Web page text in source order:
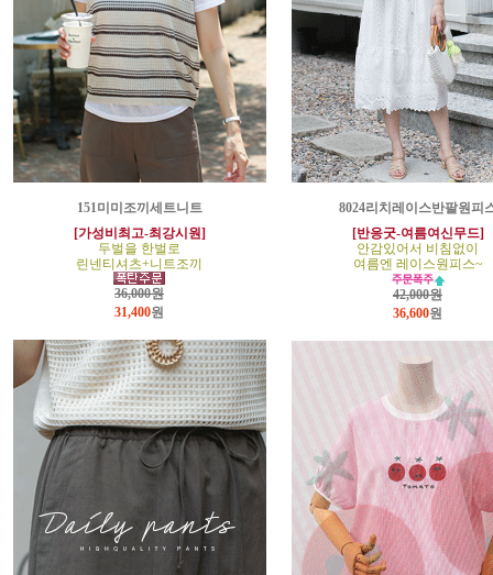
151미미조끼세트니트
[가성비최고-최강시원]
두벌을 한벌로
린넨티셔츠+니트조끼
36,000원
31,400원
8024리치레이스반팔원피
[반응굿-여름여신무드]
안감있어서 비침없이
여름엔 레이스원피스~
42,000원
36,600원